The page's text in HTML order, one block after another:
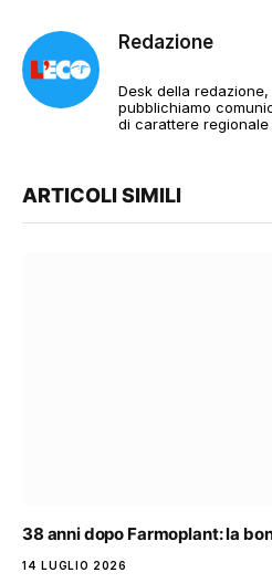
Redazione
Desk della
pubblichiamo
di carattere
ARTICOLI SIMILI
38 anni dopo Farmoplant: la
14 LUGLIO 2026